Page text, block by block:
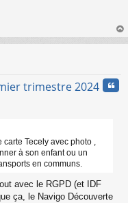
au
trimestre 2024
Tecely avec photo ,
à son enfant ou un
en communs.
avec le RGPD (et IDF
ça, le Navigo Découverte